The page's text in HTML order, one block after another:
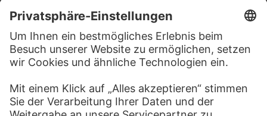
Impressum
Datenschutz
Copyright © 2026 Städel Museum
All rights reserved.
DIGITALE SAMMLUNG
Startseite